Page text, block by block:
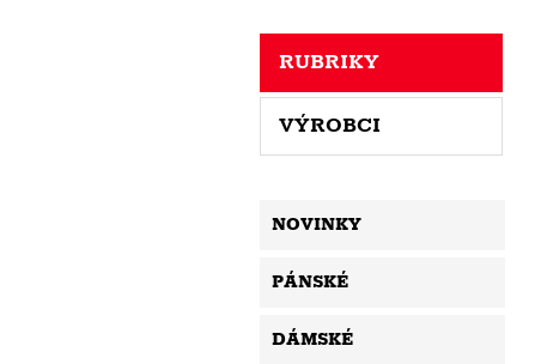
RUBRIKY
VÝROBCI
NOVINKY
PÁNSKÉ
DÁMSKÉ